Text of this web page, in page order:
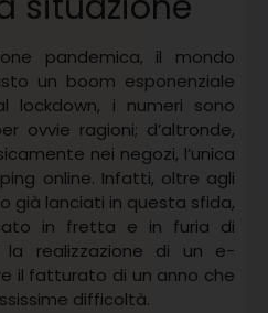
pandemica, il mondo
un boom esponenziale
lockdown, i numeri sono
ovvie ragioni; d’altronde,
nei negozi, l’unica
online. Infatti, oltre agli
già lanciati in questa sfida,
in fretta e in furia di
la realizzazione di un e-
il fatturato di un anno che
difficoltà.